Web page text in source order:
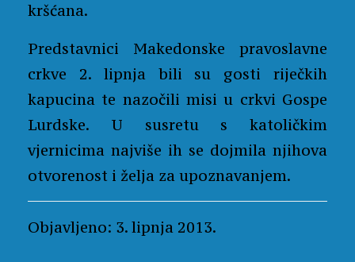
kršćana.
Predstavnici Makedonske pravoslavne
crkve 2. lipnja bili su gosti riječkih
kapucina te nazočili misi u crkvi Gospe
Lurdske. U susretu s katoličkim
vjernicima najviše ih se dojmila njihova
otvorenost i želja za upoznavanjem.
Objavljeno: 3. lipnja 2013.